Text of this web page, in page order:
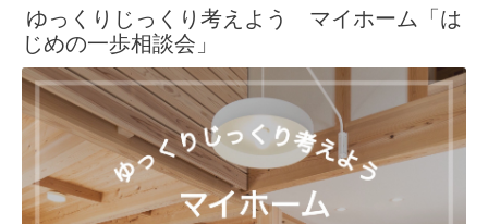
ゆっくりじっくり考えよう マイホーム「は
じめの一歩相談会」